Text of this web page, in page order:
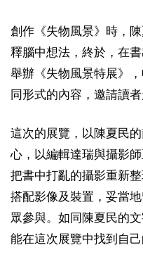
創作《失物風景》時，
釋腦中想法，終於，在
舉辦《失物風景特展》
同形式的內容，邀請讀
這次的展覽，以陳夏民
心，以編輯達瑞與攝影
把書中打亂的攝影重新
搭配影像及裝置，妥當
眾參與。如同陳夏民的
能在這次展覽中找到自己